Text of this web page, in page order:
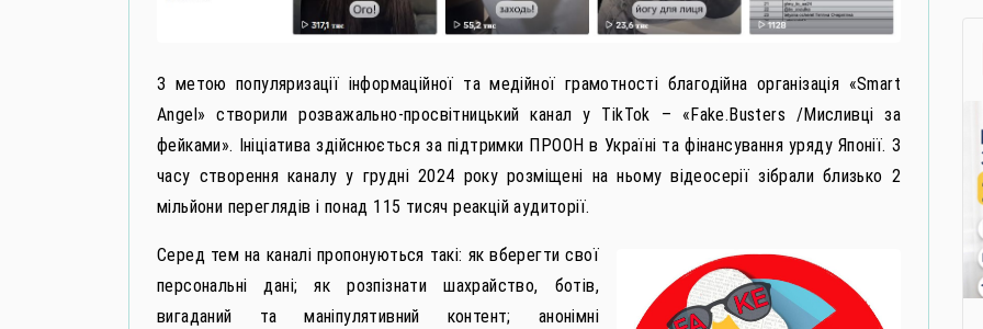
З метою популяризації інформаційної та медійної грамотності благодійна організація «Smart
Angel» створили розважально-просвітницький канал у TikTok – «Fake.Busters /Мисливці за
фейками». Ініціатива здійснюється за підтримки ПРООН в Україні та фінансування уряду Японії. З
часу створення каналу у грудні 2024 року розміщені на ньому відеосерії зібрали близько 2
мільйони переглядів і понад 115 тисяч реакцій аудиторії.
Серед тем на каналі пропонуються такі: як вберегти свої
персональні дані; як розпізнати шахрайство, ботів,
вигаданий та маніпулятивний контент; анонімні